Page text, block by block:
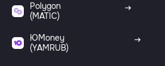
Polygon
(MATIC)
ЮMoney
(YAMRUB)